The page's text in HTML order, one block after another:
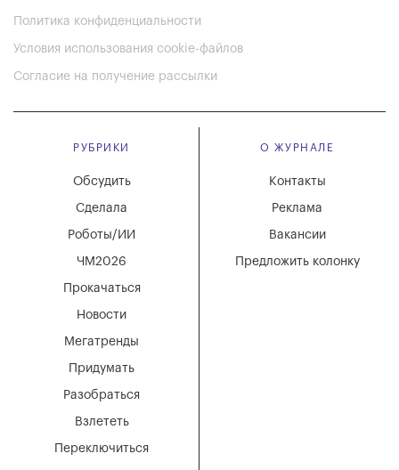
Политика конфиденциальности
Условия использования cookie-файлов
Согласие на получение рассылки
РУБРИКИ
Мегатренды
Придумать
Разобраться
Взлететь
Новости
Переключиться
Обсудить
Сделала
Роботы/ИИ
ЧМ2026
Прокачаться
О ЖУРНАЛЕ
Вакансии
Реклама
Контакты
Предложить колонку